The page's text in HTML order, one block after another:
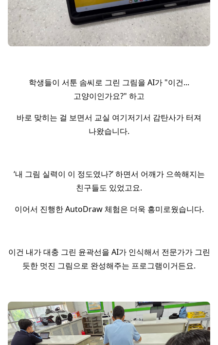
학생들이 서툰 솜씨로 그린 그림을 AI가 "이건...
고양이인가요?" 하고
바로 맞히는 걸 보면서 교실 여기저기서 감탄사가 터져
나왔습니다.
‘내 그림 실력이 이 정도였나?’ 하면서 어깨가 으쓱해지는
친구들도 있었고요.
이어서 진행한 AutoDraw 체험은 더욱 흥미로웠습니다.
이건 내가 대충 그린 윤곽선을 AI가 인식해서 전문가가 그린
듯한 멋진 그림으로 완성해주는 프로그램이거든요.